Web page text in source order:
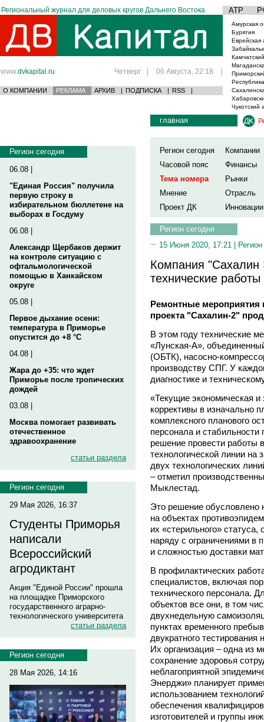
Региональный журнал для деловых кругов Дальнего Востока АТР
www.dvkapital.ru Четверг | 06 Августа, 22:18 |
О КОМПАНИИ РЕКЛАМА АРХИВ | ПОДПИСКА | RSS |
Амурская
Бурятия
Еврейская
Чукотский
Регион сегодня
06.08 |
"Единая Россия" получила
первую строку в
избирательном бюллетене на
выборах в Госдуму
06.08 |
Александр Щербаков держит
на контроле ситуацию с
офтальмологической
помощью в Ханкайском
округе
05.08 |
Первое дыхание осени:
температура в Приморье
опустится до +8 °C
04.08 |
Жара до +35: что ждет
Приморье после тропических
дождей
03.08 |
Москва помогает развивать
отечественное
здравоохранение
статьи раздела
Регион сегодня
29 Мая 2026, 16:37
Студенты Приморья
написали
Всероссийский
агродиктант
Акция "Единой России" прошла
на площадке Приморского
государственного аграрно-
технологического университета
статьи раздела
Регион сегодня
28 Мая 2026, 14:16
главная
Регион сегодня
Компании
Часовой пояс
Финансы
Тема номера
Рынки
Мнение
Отрасль
Проект ДК
Инновации
Регион сегодня
15 Июня 2020, 17:21 |
Компания "Сахалин
технические
Ремонтные мероприятия
проекта "Сахалин-2"
В этом году технические
«Лунская-А»,
(ОБТК), насосно-
производству СПГ. У
диагностике и
«Текущие экономическая
коррективы в изначально
комплексного планового
персонала и стабильности
решение провести работы
технологической линии на
двух технологических
– отметил
Мыклестад.
Это решение обусловлено
на объектах
их «стерильного»
наряду с ограничениями в
и сложностью доставки
В профилактических
специалистов, включая
технического персонала.
объектов все они, в том
двухнедельную
пунктах временного
двукратного
Их организация – одна из
сохранение здоровья
неблагоприятной
Энерджи» планирует
использованием
обеспечения
изготовителей и группы